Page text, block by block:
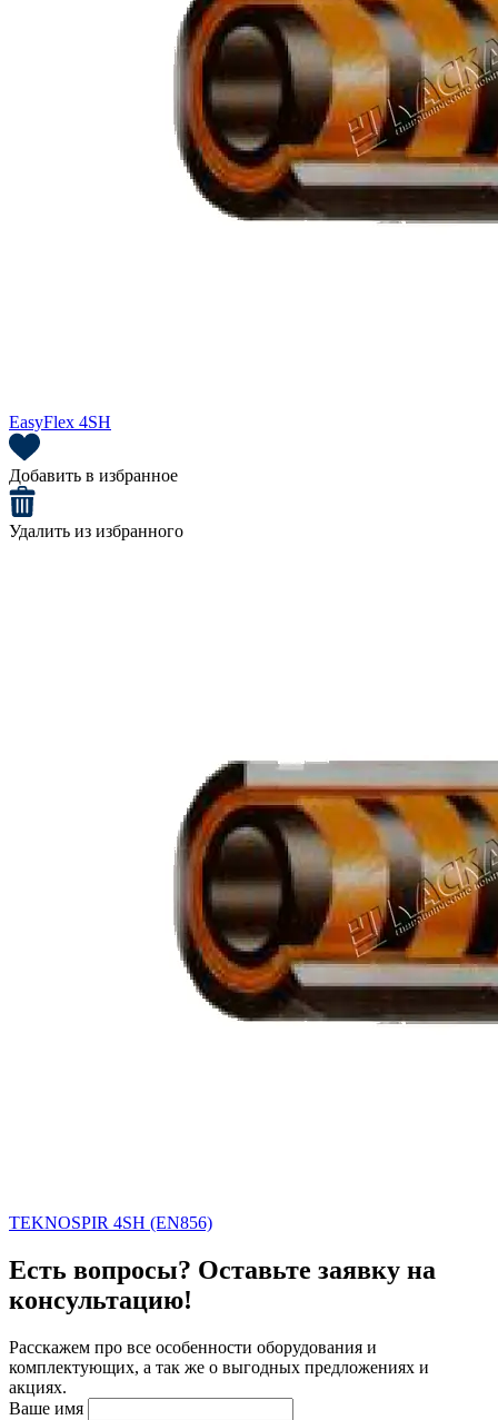
EasyFlex 4SH
Добавить в избранное
Удалить из избранного
TEKNOSPIR 4SH (EN856)
Есть вопросы? Оставьте заявку на
консультацию!
Расскажем про все особенности оборудования и
комплектующих, а так же о выгодных предложениях и
акциях.
Ваше имя